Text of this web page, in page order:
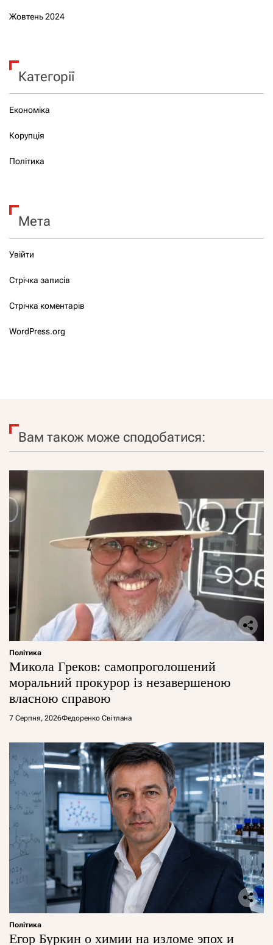
Жовтень 2024
Категорії
Економіка
Корупція
Політика
Мета
Увійти
Стрічка записів
Стрічка коментарів
WordPress.org
Вам також може сподобатися:
Політика
Микола Греков: самопроголошений
моральний прокурор із незавершеною
власною справою
7 Серпня, 2026Федоренко Світлана
Політика
Егор Буркин о химии на изломе эпох и